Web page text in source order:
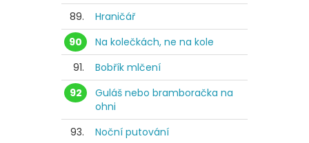
89.
Hraničář
90
Na kolečkách, ne na kole
91.
Bobřík mlčení
92
Guláš nebo bramboračka na
ohni
93.
Noční putování